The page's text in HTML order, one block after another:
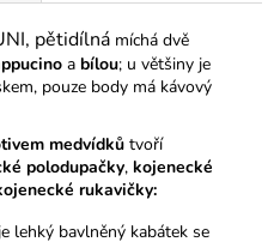
pětidílná míchá dvě
a bílou; u většiny je
pouze body má kávový
medvídků tvoří
polodupačky, kojenecké
rukavičky:
je lehký bavlněný kabátek se